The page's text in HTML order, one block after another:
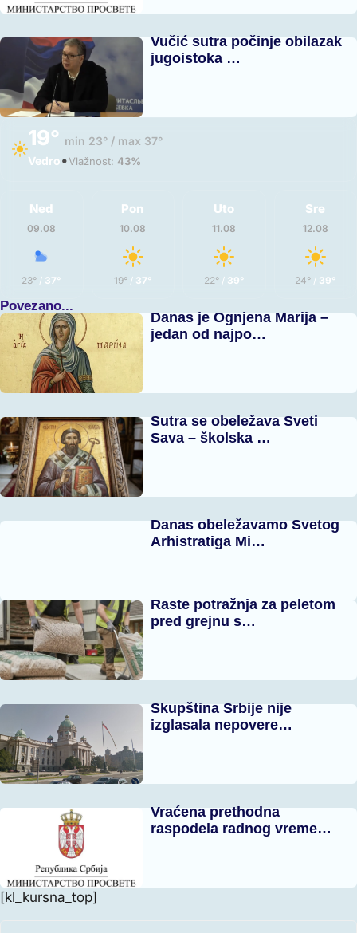
Vučić sutra počinje obilazak
jugoistoka …
19° min 23° / max 37°
Vedro•Vlažnost: 43%
Ned
09.08
23° / 37°
Pon
10.08
19°/ 37°
Uto
11.08
22°/ 39°
Sre
12.08
24°/ 39°
Povezano...
Danas je Ognjena Marija –
jedan od najpo…
Sutra se obeležava Sveti
Sava – školska …
Danas obeležavamo Svetog
Arhistratiga Mi…
Raste potražnja za peletom
pred grejnu s…
Skupština Srbije nije
izglasala nepovere…
Vraćena prethodna
raspodela radnog vreme…
[kl_kursna_top]